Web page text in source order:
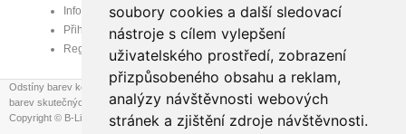
soubory cookies a další sledovací
nástroje s cílem vylepšení
uživatelského prostředí, zobrazení
přizpůsobeného obsahu a reklam,
analýzy návštěvnosti webových
stránek a zjištění zdroje návštěvnosti.
Informace pro obchodní partnery
Přihlášení zaregistrovaného
Registrace nového partnera
Odstíny barev koberců se mohou při zobrazení na různých monitorech mírně lišit od
barev skutečných.
Copyright © B-Line.cz, 2026